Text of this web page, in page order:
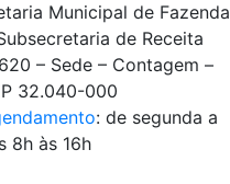
Municipal de Fazenda
de Receita
– Sede – Contagem –
32.040-000
: de segunda a
8h às 16h